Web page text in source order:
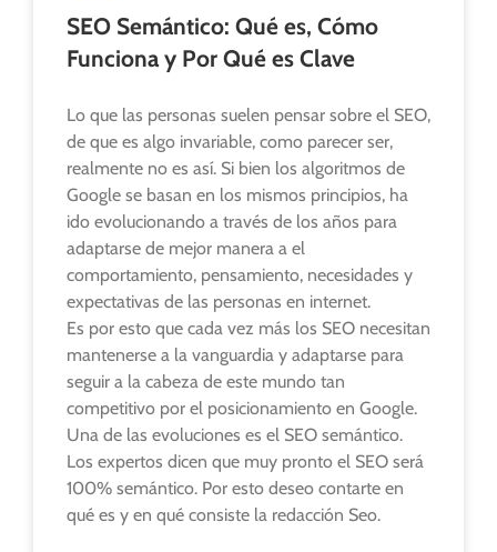
SEO Semántico: Qué es, Cómo
Funciona y Por Qué es Clave
Lo que las personas suelen pensar sobre el SEO,
de que es algo invariable, como parecer ser,
realmente no es así. Si bien los algoritmos de
Google se basan en los mismos principios, ha
ido evolucionando a través de los años para
adaptarse de mejor manera a el
comportamiento, pensamiento, necesidades y
expectativas de las personas en internet.
Es por esto que cada vez más los SEO necesitan
mantenerse a la vanguardia y adaptarse para
seguir a la cabeza de este mundo tan
competitivo por el posicionamiento en Google.
Una de las evoluciones es el SEO semántico.
Los expertos dicen que muy pronto el SEO será
100% semántico. Por esto deseo contarte en
qué es y en qué consiste la redacción Seo.